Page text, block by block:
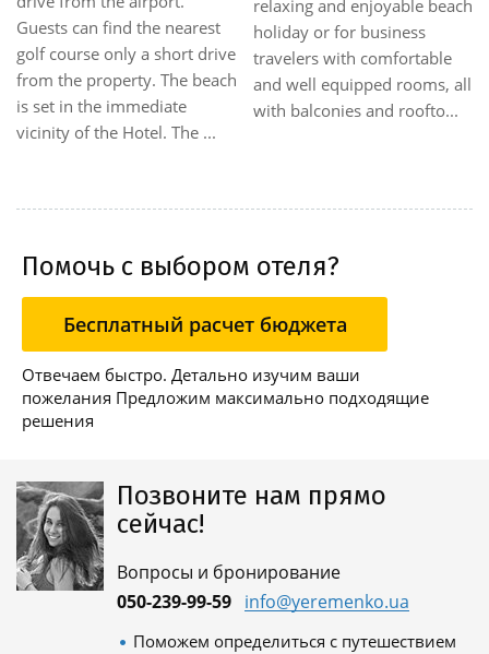
Hotel is close to the city's
main train and bus stations.
The Hotel is within a few
minutes' drive f...
the hotel, which has it's own
restaurant. Room Facilities
Castello Di Monterado. All
rooms have a hairdryer.
Помочь с выбором отеля?
Бесплатный расчет бюджета
Отвечаем быстро. Детально изучим ваши
пожелания Предложим максимально подходящие
решения
Позвоните нам прямо
сейчас!
Вопросы и бронирование
050-239-99-59 info@yeremenko.ua
Поможем определиться с путешествием